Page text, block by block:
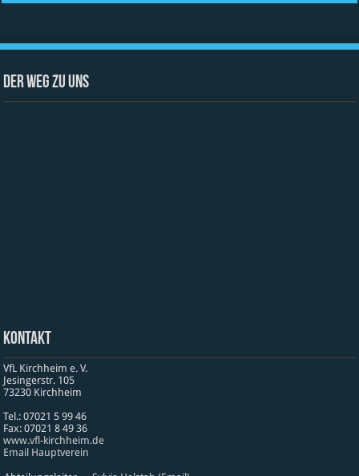
Der Weg zu uns
Kontakt
VfL Kirchheim e. V.
Jesinger­str. 105
73230 Kirch­heim
Tel.: 07021 5 99 46
Fax: 07021 8 49 36
www​.vfl​-kirch​heim​.de
Email Hauptverein